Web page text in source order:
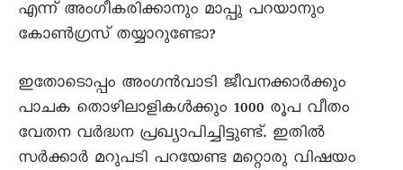
എന്ന് അംഗീകരിക്കാനും മാപ്പു പറയാനും
കോൺഗ്രസ് തയ്യാറുണ്ടോ?
ഇതോടൊപ്പം അംഗൻവാടി ജീവനക്കാർക്കും
പാചക തൊഴിലാളികൾക്കും 1000 രൂപ വീതം
വേതന വർദ്ധന പ്രഖ്യാപിച്ചിട്ടുണ്ട്. ഇതിൽ
സർക്കാർ മറുപടി പറയേണ്ട മറ്റൊരു വിഷയം